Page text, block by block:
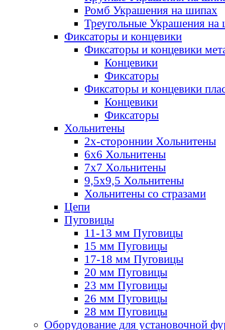
Ромб Украшения на шипах
Треугольные Украшения на
Фиксаторы и концевики
Фиксаторы и концевики
Концевики
Фиксаторы
Фиксаторы и концевики
Концевики
Фиксаторы
Хольнитены
2х-стороннии Хольнитены
6х6 Хольнитены
7х7 Хольнитены
9,5х9,5 Хольнитены
Хольнитены со стразами
Цепи
Пуговицы
11-13 мм Пуговицы
15 мм Пуговицы
17-18 мм Пуговицы
20 мм Пуговицы
23 мм Пуговицы
26 мм Пуговицы
28 мм Пуговицы
Оборудование для установочной